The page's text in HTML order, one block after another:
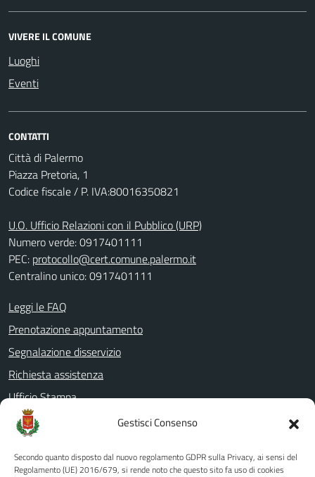
Gestisci Consenso
Secondo quanto disposto dal nuovo regolamento GDPR sulla Privacy, ai sensi del
Regolamento (UE) 2016/679, si rende noto che questo sito fa uso di cookies
VIVERE IL COMUNE
Luoghi
Eventi
CONTATTI
Città di Palermo
Piazza Pretoria, 1
Codice fiscale / P. IVA:80016350821
U.O. Ufficio Relazioni con il Pubblico (URP)
Numero verde: 0917401111
PEC: protocollo@cert.comune.palermo.it
Centralino unico: 0917401111
Leggi le FAQ
Prenotazione appuntamento
Segnalazione disservizio
Richiesta assistenza
Ufficio Stampa
Amministrazione Trasparente
Albo pretorio
Informativa privacy